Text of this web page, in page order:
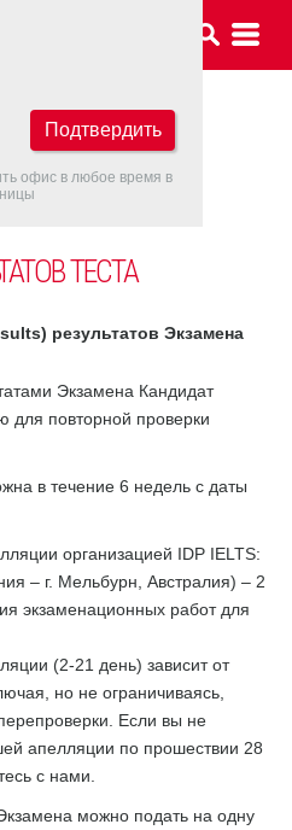
ТЕСТА
) результатов Экзамена
Экзамена Кандидат
для повторной проверки
в течение 6 недель с даты
организацией IDP IELTS:
– г. Мельбурн, Австралия) – 2
экзаменационных работ для
(2-21 день) зависит от
но не ограничиваясь,
Если вы не
апелляции по прошествии 28
с нами.
можно подать на одну
Подтвердить
офис в любое время в